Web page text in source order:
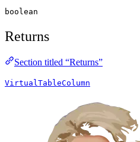
boolean
Returns
Section titled “Returns”
VirtualTableColumn